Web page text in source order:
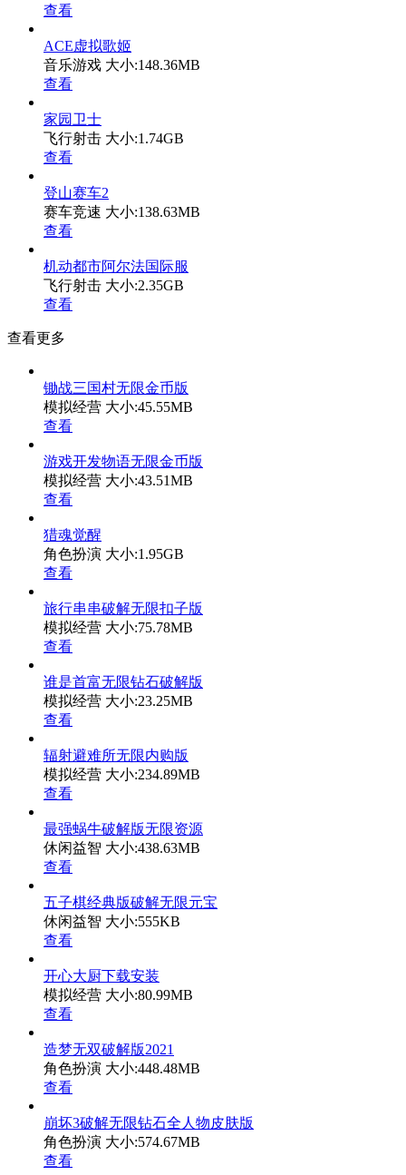
查看
ACE虚拟歌姬
音乐游戏 大小:148.36MB
查看
家园卫士
飞行射击 大小:1.74GB
查看
登山赛车2
赛车竞速 大小:138.63MB
查看
机动都市阿尔法国际服
飞行射击 大小:2.35GB
查看
查看更多
锄战三国村无限金币版
模拟经营 大小:45.55MB
查看
游戏开发物语无限金币版
模拟经营 大小:43.51MB
查看
猎魂觉醒
角色扮演 大小:1.95GB
查看
旅行串串破解无限扣子版
模拟经营 大小:75.78MB
查看
谁是首富无限钻石破解版
模拟经营 大小:23.25MB
查看
辐射避难所无限内购版
模拟经营 大小:234.89MB
查看
最强蜗牛破解版无限资源
休闲益智 大小:438.63MB
查看
五子棋经典版破解无限元宝
休闲益智 大小:555KB
查看
开心大厨下载安装
模拟经营 大小:80.99MB
查看
造梦无双破解版2021
角色扮演 大小:448.48MB
查看
崩坏3破解无限钻石全人物皮肤版
角色扮演 大小:574.67MB
查看